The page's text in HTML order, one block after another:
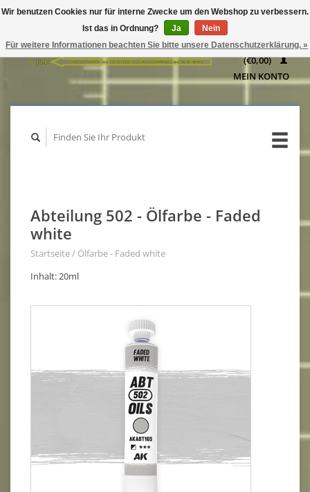
WARENKORB
(€0,00)
MEIN KONTO
Abteilung 502 - Ölfarbe - Faded
white
Startseite/ Ölfarbe - Faded white
Inhalt: 20ml
Wir benutzen Cookies nur für interne Zwecke um den Webshop zu verbessern.
Ist das in Ordnung?
Ja
Nein
Für weitere Informationen beachten Sie bitte unsere Datenschutzerklärung. »